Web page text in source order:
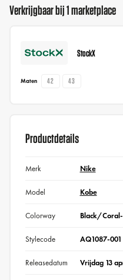
Verkrijgbaar bij 1 marketplace
StockX
Maten 42 43
Productdetails
Merk Nike
Model Kobe
Colorway Black/
Stylecode AQ1087-001
Releasedatum Vrijdag 13